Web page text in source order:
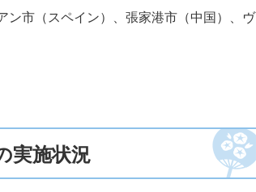
市（スペイン）、張家港市（中国）、ヴ
実施状況